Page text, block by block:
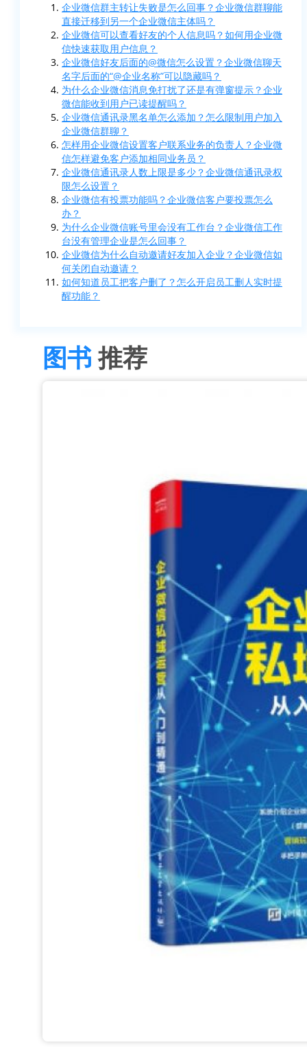
企业微信群主转让失败是怎么回事？企业微信群聊能
直接迁移到另一个企业微信主体吗？
企业微信可以查看好友的个人信息吗？如何用企业微
信快速获取用户信息？
企业微信好友后面的@微信怎么设置？企业微信聊天
名字后面的“@企业名称”可以隐藏吗？
为什么企业微信消息免打扰了还是有弹窗提示？企业
微信能收到用户已读提醒吗？
企业微信通讯录黑名单怎么添加？怎么限制用户加入
企业微信群聊？
怎样用企业微信设置客户联系业务的负责人？企业微
信怎样避免客户添加相同业务员？
企业微信通讯录人数上限是多少？企业微信通讯录权
限怎么设置？
企业微信有投票功能吗？企业微信客户要投票怎么
办？
为什么企业微信账号里会没有工作台？企业微信工作
台没有管理企业是怎么回事？
企业微信为什么自动邀请好友加入企业？企业微信如
何关闭自动邀请？
如何知道员工把客户删了？怎么开启员工删人实时提
醒功能？
图书推荐